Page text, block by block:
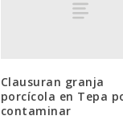
Clausuran granja
porcícola en Tepa
contaminar